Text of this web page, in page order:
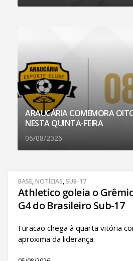
ARAUCÁRIA COMEMORA
NESTA QUINTA-FEIRA
06/08/2026
BASE,NOTÍCIAS,SUB-17
Athletico goleia o
G4 do Brasileiro Sub-17
Furacão chega à quarta vitória
aproxima da liderança.